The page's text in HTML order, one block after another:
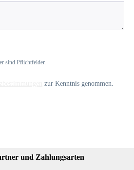
sind Pflichtfelder.
zur Kenntnis genommen.
und Zahlungsarten